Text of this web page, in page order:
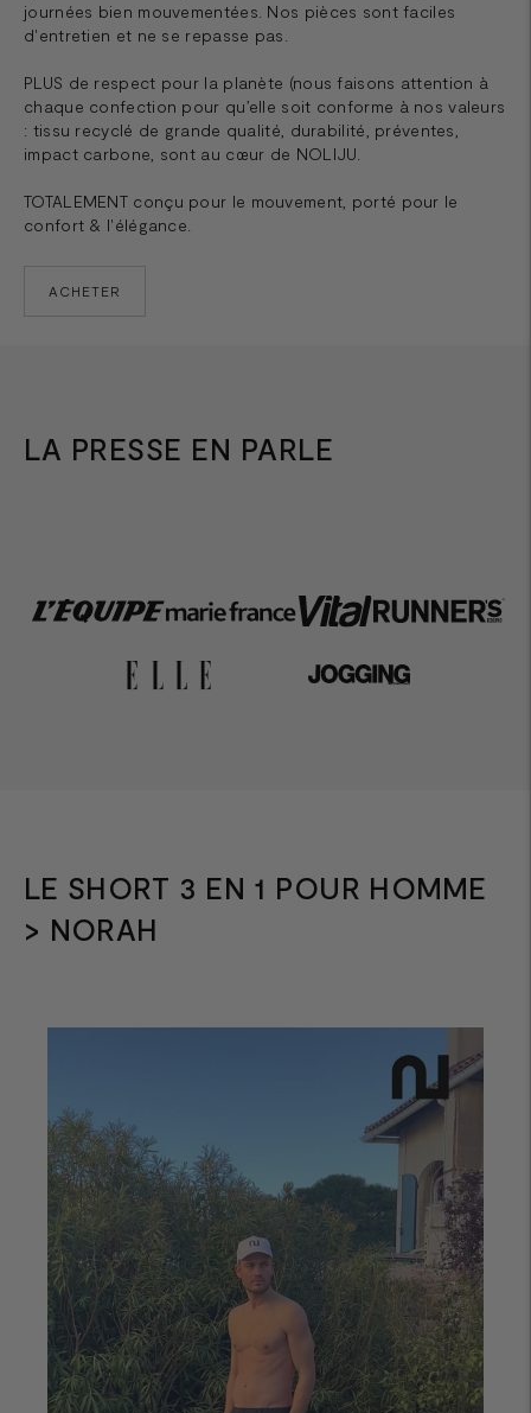
journées bien mouvementées. Nos pièces sont faciles
d'entretien et ne se repasse pas.
PLUS de respect pour la planète (nous faisons attention à
chaque confection pour qu’elle soit conforme à nos valeurs
: tissu recyclé de grande qualité, durabilité, préventes,
impact carbone, sont au cœur de NOLIJU.
TOTALEMENT conçu pour le mouvement, porté pour le
confort & l'élégance.
ACHETER
LA PRESSE EN PARLE
LE SHORT 3 EN 1 POUR HOMME
> NORAH